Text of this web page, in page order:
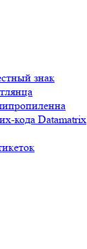
знак
кода Datamatrix